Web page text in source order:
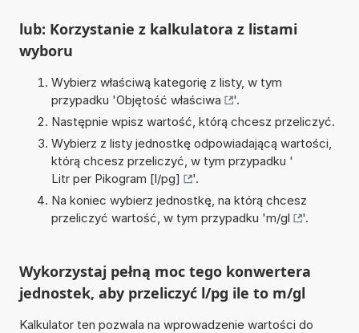
lub: Korzystanie z kalkulatora z listami
wyboru
Wybierz właściwą kategorię z listy, w tym
przypadku 'Objętość właściwa
'.
Następnie wpisz wartość, którą chcesz przeliczyć.
Wybierz z listy jednostkę odpowiadającą wartości,
którą chcesz przeliczyć, w tym przypadku '
Litr per Pikogram [l/pg]
'.
Na koniec wybierz jednostkę, na którą chcesz
przeliczyć wartość, w tym przypadku 'm/gl '.
Wykorzystaj pełną moc tego konwertera
jednostek, aby przeliczyć l/pg ile to m/gl
Kalkulator ten pozwala na wprowadzenie wartości do